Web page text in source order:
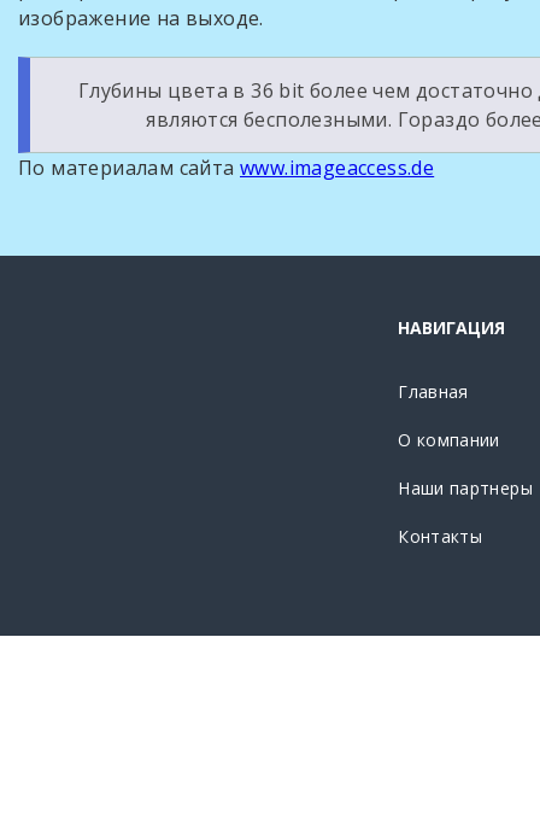
изображение на выходе.
Глубины цвета в 36 bit более чем
являются бесполезными. Гораздо
По материалам сайта www.imageaccess.de
НАВИГАЦИЯ
Главная
О компании
Наши партнеры
Контакты